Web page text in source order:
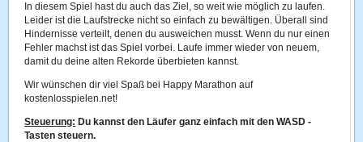
In diesem Spiel hast du auch das Ziel, so weit wie möglich zu laufen.
Leider ist die Laufstrecke nicht so einfach zu bewältigen. Überall sind
Hindernisse verteilt, denen du ausweichen musst. Wenn du nur einen
Fehler machst ist das Spiel vorbei. Laufe immer wieder von neuem,
damit du deine alten Rekorde überbieten kannst.
Wir wünschen dir viel Spaß bei Happy Marathon auf
kostenlosspielen.net!
Steuerung: Du kannst den Läufer ganz einfach mit den WASD -
Tasten steuern.